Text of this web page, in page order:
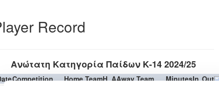
Record
Ανώτατη Κατηγορία Παίδων Κ-14 2024/25
Competition Home TeamH AAway Team MinutesIn Out